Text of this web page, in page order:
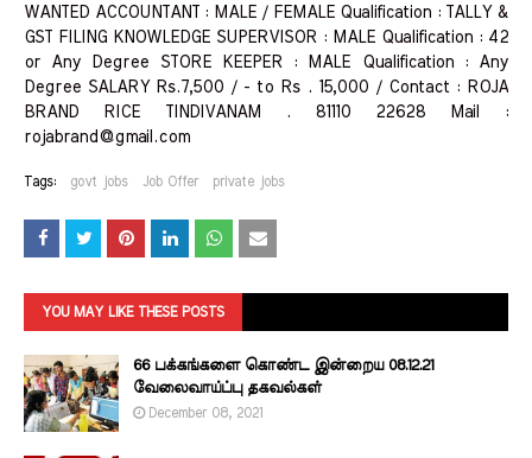
WANTED ACCOUNTANT : MALE / FEMALE Qualification : TALLY &
GST FILING KNOWLEDGE SUPERVISOR : MALE Qualification : 42
or Any Degree STORE KEEPER : MALE Qualification : Any
Degree SALARY Rs.7,500 / - to Rs . 15,000 / Contact : ROJA
BRAND RICE TINDIVANAM . 81110 22628 Mail :
rojabrand@gmail.com
Tags: govt jobs Job Offer private jobs
YOU MAY LIKE THESE POSTS
66 பக்கங்களை கொண்ட இன்றைய 08.12.21
வேலைவாய்ப்பு தகவல்கள்
December 08, 2021